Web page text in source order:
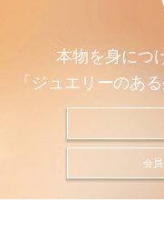
本物を身につ
「ジュエリーのあ
会